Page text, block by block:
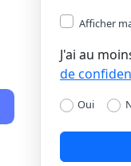
Afficher
J'ai au
de
Oui